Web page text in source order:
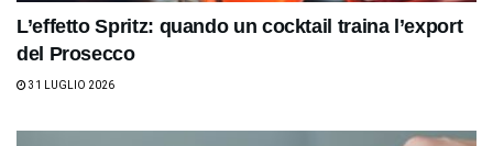
L’effetto Spritz: quando un cocktail traina l’export
del Prosecco
31 LUGLIO 2026